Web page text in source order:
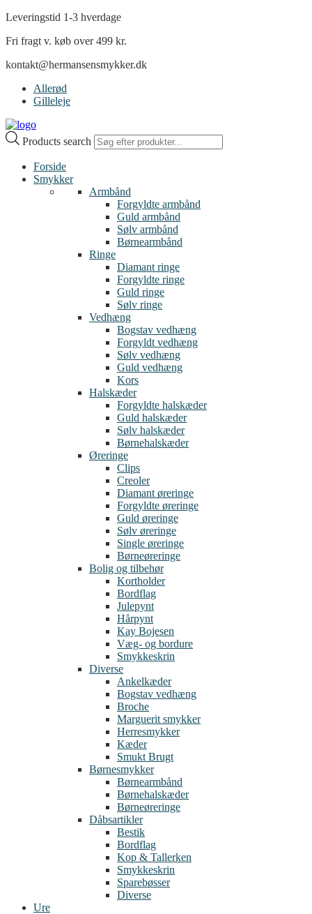
Leveringstid 1-3 hverdage
Fri fragt v. køb over 499 kr.
kontakt@hermansensmykker.dk
Allerød
Gilleleje
Products search
Forside
Smykker
Armbånd
Forgyldte armbånd
Guld armbånd
Sølv armbånd
Børnearmbånd
Ringe
Diamant ringe
Forgyldte ringe
Guld ringe
Sølv ringe
Vedhæng
Bogstav vedhæng
Forgyldt vedhæng
Sølv vedhæng
Guld vedhæng
Kors
Halskæder
Forgyldte halskæder
Guld halskæder
Sølv halskæder
Børnehalskæder
Øreringe
Clips
Creoler
Diamant øreringe
Forgyldte øreringe
Guld øreringe
Sølv øreringe
Single øreringe
Børneøreringe
Bolig og tilbehør
Kortholder
Bordflag
Julepynt
Hårpynt
Kay Bojesen
Væg- og bordure
Smykkeskrin
Diverse
Ankelkæder
Bogstav vedhæng
Broche
Marguerit smykker
Herresmykker
Kæder
Smukt Brugt
Børnesmykker
Børnearmbånd
Børnehalskæder
Børneøreringe
Dåbsartikler
Bestik
Bordflag
Kop & Tallerken
Smykkeskrin
Sparebøsser
Diverse
Ure